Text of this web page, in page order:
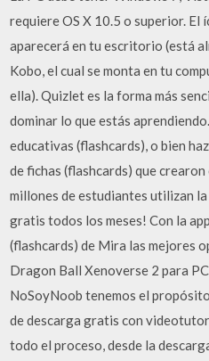
requiere OS X 10.5 o superior. El
aparecerá en tu escritorio (está
Kobo, el cual se monta en tu
ella). Quizlet es la forma más
dominar lo que estás
educativas (flashcards), o bien
de fichas (flashcards) que
millones de estudiantes utilizan
gratis todos los meses! Con la
(flashcards) de Mira las mejores
Dragon Ball Xenoverse 2 para
NoSoyNoob tenemos el
de descarga gratis con
todo el proceso, desde la